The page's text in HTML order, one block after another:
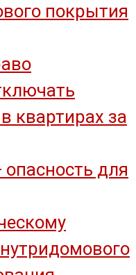
покрытия
квартирах за
для